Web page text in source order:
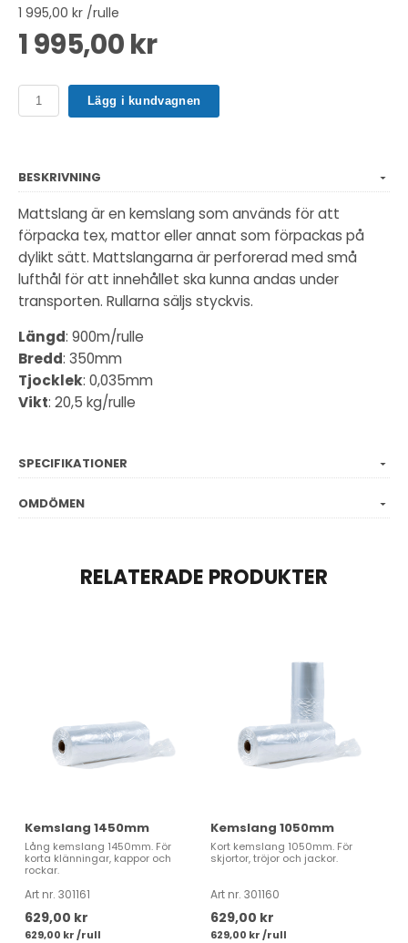
1 995,00 kr /rulle
1 995,00 kr
Lägg i kundvagnen
BESKRIVNING
Mattslang är en kemslang som används för att
förpacka tex, mattor eller annat som förpackas på
dylikt sätt. Mattslangarna är perforerad med små
lufthål för att innehållet ska kunna andas under
transporten. Rullarna säljs styckvis.
Längd: 900m/rulle
Bredd: 350mm
Tjocklek: 0,035mm
Vikt: 20,5 kg/rulle
SPECIFIKATIONER
OMDÖMEN
RELATERADE PRODUKTER
Kemslang 1450mm
Lång kemslang 1450mm. För
korta klänningar, kappor och
rockar.
Art nr. 301161
629,00 kr
629,00 kr /rull
Kemslang 1050mm
Kort kemslang 1050mm. För
skjortor, tröjor och jackor.
Art nr. 301160
629,00 kr
629,00 kr /rull